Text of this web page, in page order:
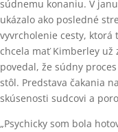
súdnemu konaniu. V
ukázalo ako posledné
vyvrcholenie cesty, ktorá
chcela mať Kimberley už
povedal, že súdny
stôl. Predstava čakania
skúsenosti sudcovi a
„Psychicky som bola